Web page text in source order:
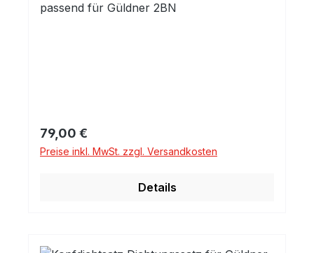
passend für Güldner 2BN
Regulärer Preis:
79,00 €
Preise inkl. MwSt. zzgl. Versandkosten
Details